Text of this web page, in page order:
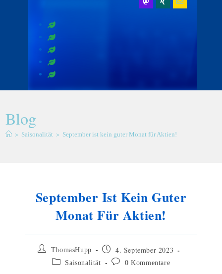
Blog
> Saisonalität > September ist kein guter Monat für Aktien!
September Ist Kein Guter
Monat Für Aktien!
ThomasHupp 4. September 2023
Saisonalität 0 Kommentare